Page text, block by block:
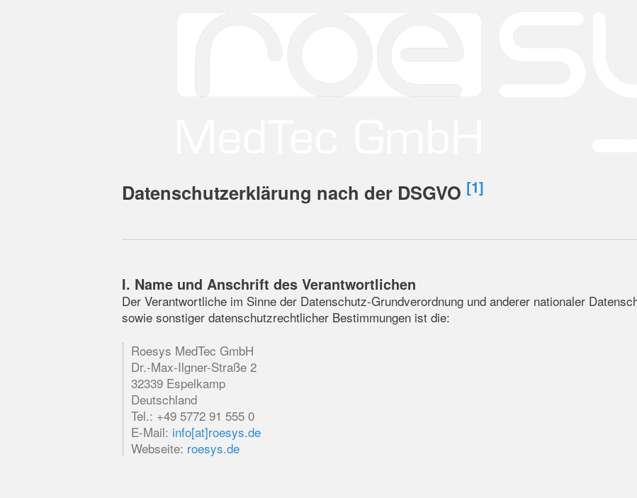
Datenschutzerklärung nach der DSGVO [1]
I. Name und Anschrift des Verantwortlichen
Der Verantwortliche im Sinne der Datenschutz-Grundverordnung und anderer nationaler
sowie sonstiger datenschutzrechtlicher Bestimmungen ist die:
Roesys MedTec GmbH
Dr.-Max-Ilgner-Straße 2
32339 Espelkamp
Deutschland
Tel.: +49 5772 91 555 0
E-Mail: info[at]roesys.de
Webseite: roesys.de